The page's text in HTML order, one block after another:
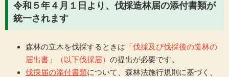
を
令和５年４月１日より、伐採造林届の添付書類が
統一されます
森林の立木を伐採するときは 「伐採及び伐採後の造林の
届出書」（以下伐採届） の提出が必要です。
伐採届の添付書類について、森林法施行規則に基づく、